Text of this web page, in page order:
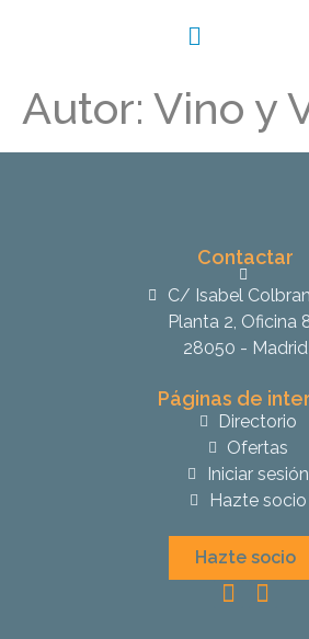
Autor: Vino y
Contactar
C/ Isabel
Planta 2, Oficina
28050 - Madrid
Páginas de
Directorio
Ofertas
Iniciar sesión
Hazte socio
Hazte socio